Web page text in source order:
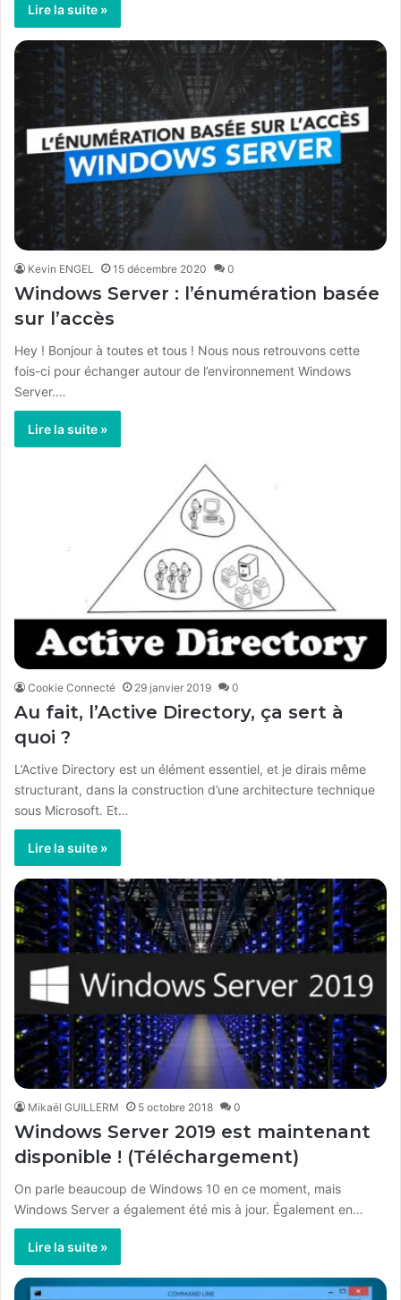
Lire la suite »
Kevin ENGEL 15 décembre 2020 0
Windows Server : l’énumération basée
sur l’accès
Hey ! Bonjour à toutes et tous ! Nous nous retrouvons cette
fois-ci pour échanger autour de l’environnement Windows
Server.…
Lire la suite »
Cookie Connecté 29 janvier 2019 0
Au fait, l’Active Directory, ça sert à
quoi ?
L’Active Directory est un élément essentiel, et je dirais même
structurant, dans la construction d’une architecture technique
sous Microsoft. Et…
Lire la suite »
Mikaël GUILLERM 5 octobre 2018 0
Windows Server 2019 est maintenant
disponible ! (Téléchargement)
On parle beaucoup de Windows 10 en ce moment, mais
Windows Server a également été mis à jour. Également en…
Lire la suite »